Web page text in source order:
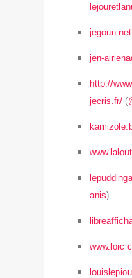
jegoun.net
jen-
http://
jecris.fr/ (
anis)
www.loic-